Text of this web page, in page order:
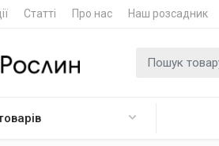
Статті Про нас Наш розсадник
Пошук для